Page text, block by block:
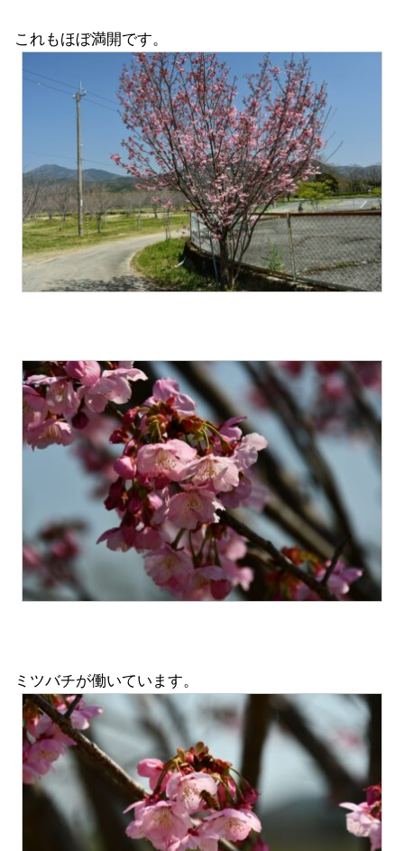
これもほぼ満開です。
ミツバチが働いています。